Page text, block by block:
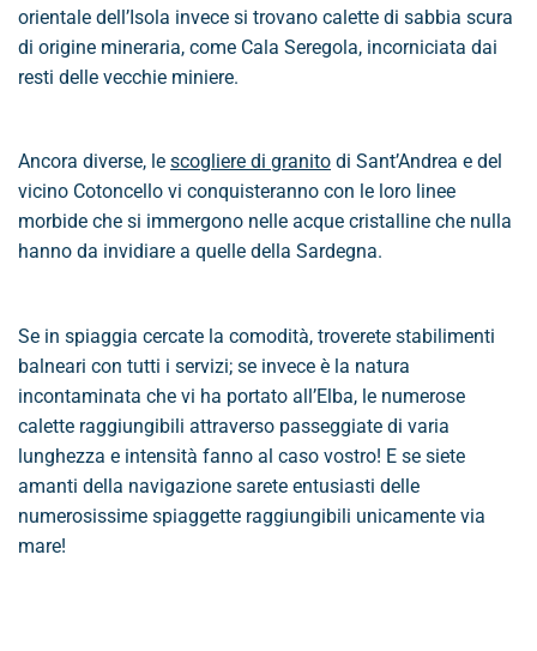
orientale dell’Isola invece si trovano calette di sabbia scura
di origine mineraria, come Cala Seregola, incorniciata dai
resti delle vecchie miniere.
Ancora diverse, le scogliere di granito di Sant’Andrea e del
vicino Cotoncello vi conquisteranno con le loro linee
morbide che si immergono nelle acque cristalline che nulla
hanno da invidiare a quelle della Sardegna.
Se in spiaggia cercate la comodità, troverete stabilimenti
balneari con tutti i servizi; se invece è la natura
incontaminata che vi ha portato all’Elba, le numerose
calette raggiungibili attraverso passeggiate di varia
lunghezza e intensità fanno al caso vostro! E se siete
amanti della navigazione sarete entusiasti delle
numerosissime spiaggette raggiungibili unicamente via
mare!